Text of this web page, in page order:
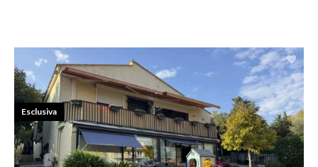
Esclusiva